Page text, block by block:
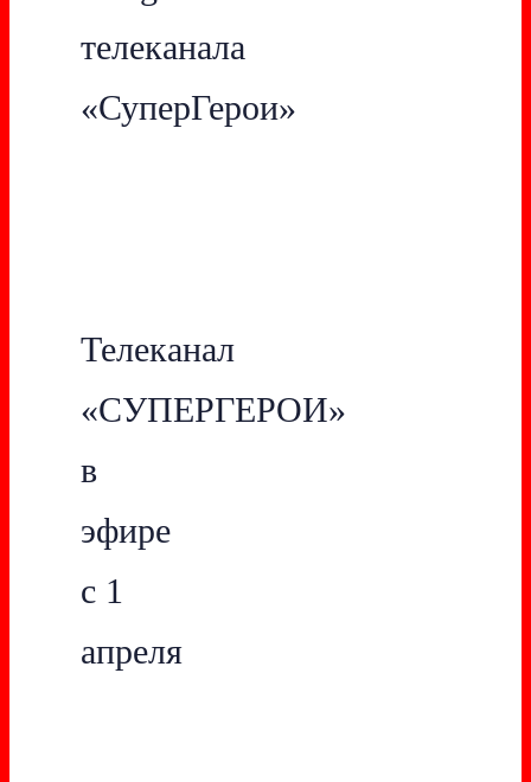
телеканала
«СуперГерои»
Телеканал
«СУПЕРГЕРОИ»
в
эфире
с 1
апреля